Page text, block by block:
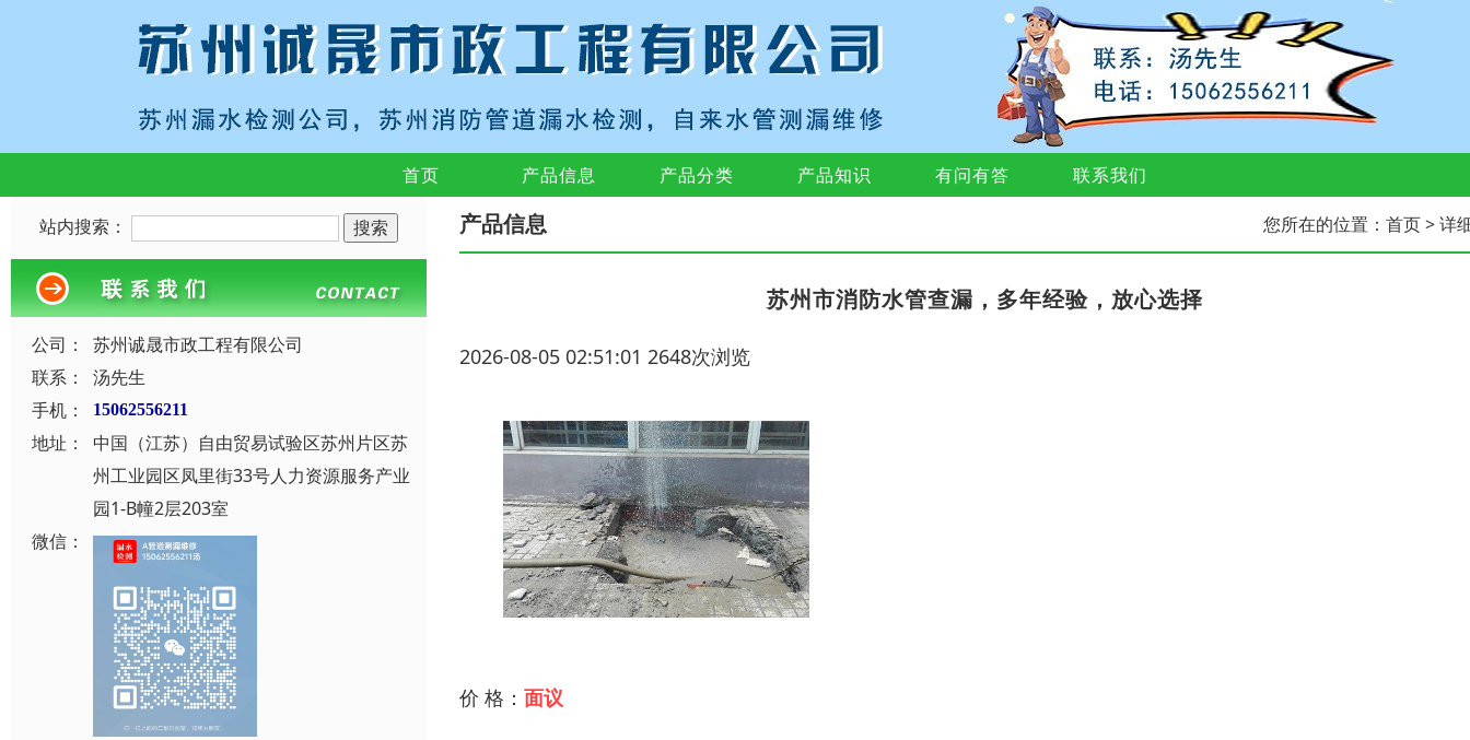
首页 产品信息 产品分类 产品知识 有问有答 联系我们
站内搜索：
公司：
苏州诚晟市政工程有限公司
联系：
汤先生
手机：
15062556211
地址：
中国（江苏）自由贸易试验区苏州片区苏
州工业园区凤里街33号人力资源服务产业
园1-B幢2层203室
微信：
产品信息 您所在的位置： 首页> 详
苏州市消防水管查漏，多年经验，放心选择
2026-08-05 02:51:01 2648次浏览
价 格： 面议